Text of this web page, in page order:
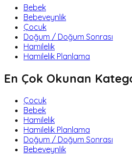
Bebek
Bebeveynlik
Çocuk
Doğum / Doğum Sonrası
Hamilelik
Hamilelik Planlama
En Çok Okunan
Çocuk
Bebek
Hamilelik
Hamilelik Planlama
Doğum / Doğum Sonrası
Bebeveynlik